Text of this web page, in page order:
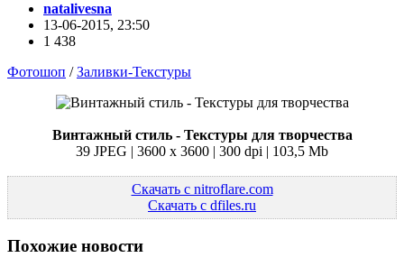
natalivesna
13-06-2015, 23:50
1 438
Фотошоп /Заливки-Текстуры
Винтажный стиль - Текстуры для творчества
39 JPEG | 3600 x 3600 | 300 dpi | 103,5 Mb
Скачать с nitroflare.com
Скачать с dfiles.ru
Похожие новости